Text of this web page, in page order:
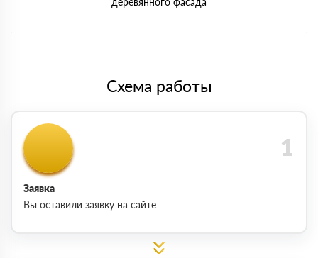
Схема работы
Заявка
Вы оставили заявку на сайте